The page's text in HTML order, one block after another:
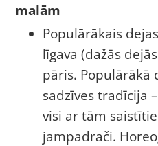
malām
Populārākais
līgava (dažās
pāris. Populārākā
sadzīves tradīcija
visi ar tām
jampadrači.